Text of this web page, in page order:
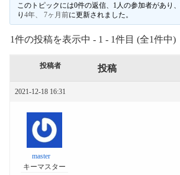
このトピックには0件の返信、1人の参加者があり
り 4年、 7ヶ月前に更新されました。
1件の投稿を表示中 - 1 - 1件目 (全1件中)
投稿者 投稿
2021-12-18 16:31
master
キーマスター